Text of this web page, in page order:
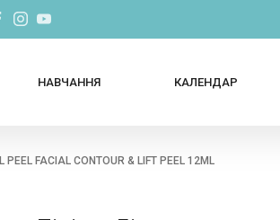
НАВЧАННЯ КАЛЕНДАР
FACIAL CONTOUR & LIFT PEEL 12ML